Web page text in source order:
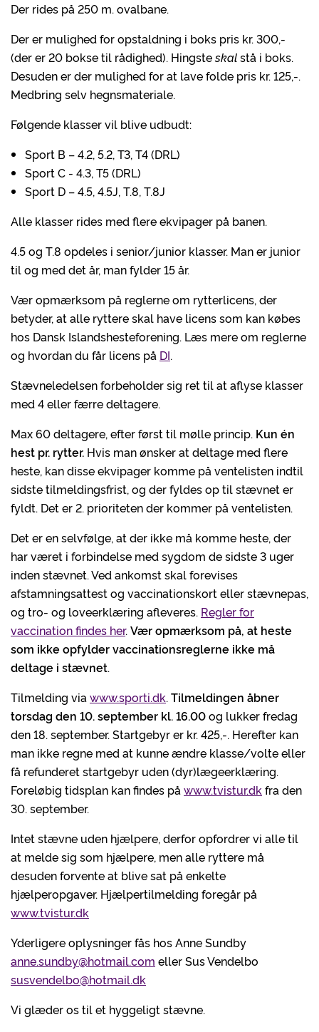
Der rides på 250 m. ovalbane.
Der er mulighed for opstaldning i boks pris kr. 300,-
(der er 20 bokse til rådighed). Hingsteskalstå i boks.
Desuden er der mulighed for at lave folde pris kr. 125,-.
Medbring selv hegnsmateriale.
Følgende klasser vil blive udbudt:
Sport B – 4.2, 5.2, T3, T4 (DRL)
Sport C - 4.3, T5 (DRL)
Sport D – 4.5, 4.5J, T.8, T.8J
Alle klasser rides med flere ekvipager på banen.
4.5 og T.8 opdeles i senior/junior klasser. Man er junior
til og med det år, man fylder 15 år.
Vær opmærksom på reglerne om rytterlicens, der
betyder, at alle ryttere skal have licens som kan købes
hos Dansk Islandshesteforening. Læs mere om reglerne
og hvordan du får licens på DI.
Stævneledelsen forbeholder sig ret til at aflyse klasser
med 4 eller færre deltagere.
Max 60 deltagere, efter først til mølle princip. Kun én
hest pr. rytter. Hvis man ønsker at deltage med flere
heste, kan disse ekvipager komme på ventelisten indtil
sidste tilmeldingsfrist, og der fyldes op til stævnet er
fyldt. Det er 2. prioriteten der kommer på ventelisten.
Det er en selvfølge, at der ikke må komme heste, der
har været i forbindelse med sygdom de sidste 3 uger
inden stævnet. Ved ankomst skal forevises
afstamningsattest og vaccinationskort eller stævnepas,
og tro- og loveerklæring afleveres. Regler for
vaccination findes her. Vær opmærksom på, at heste
som ikke opfylder vaccinationsreglerne ikke må
deltage i stævnet.
Tilmelding via www.sporti.dk. Tilmeldingen åbner
torsdag den 10. september kl. 16.00og lukker fredag
den 18. september. Startgebyr er kr. 425,-. Herefter kan
man ikke regne med at kunne ændre klasse/volte eller
få refunderet startgebyr uden (dyr)lægeerklæring.
Foreløbig tidsplan kan findes på www.tvistur.dk fra den
30. september.
Intet stævne uden hjælpere, derfor opfordrer vi alle til
at melde sig som hjælpere, men alle ryttere må
desuden forvente at blive sat på enkelte
hjælperopgaver. Hjælpertilmelding foregår på
www.tvistur.dk
Yderligere oplysninger fås hos Anne Sundby
anne.sundby@hotmail.com eller Sus Vendelbo
susvendelbo@hotmail.dk
Vi glæder os til et hyggeligt stævne.